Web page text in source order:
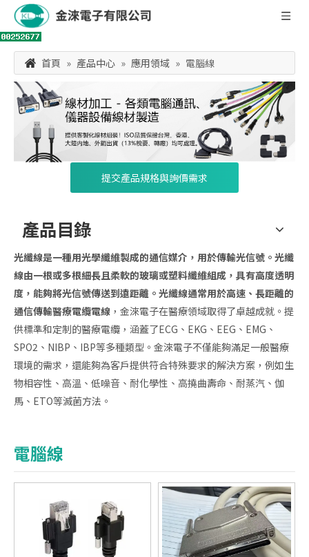
首頁 » 產品中心 » 應用領域 » 電腦線
提交產品規格與詢價需求
產品目錄
光纖線是一種用光學纖維製成的通信媒介，用於傳輸光信號。光纖
線由一根或多根細長且柔軟的玻璃或塑料纖維組成，具有高度透明
度，能夠將光信號傳送到遠距離。光纖線通常用於高速、長距離的
通信傳輸醫療電纜電線 ，金淶電子在醫療領域取得了卓越成就。提
供標準和定制的醫療電纜，涵蓋了ECG、EKG、EEG、EMG、
SPO2、NIBP、IBP等多種類型。金淶電子不僅能夠滿足一般醫療
環境的需求，還能夠為客戶提供符合特殊要求的解決方案，例如生
物相容性、高溫、低噪音、耐化學性、高撓曲壽命、耐蒸汽、伽
馬、ETO等滅菌方法。
電腦線